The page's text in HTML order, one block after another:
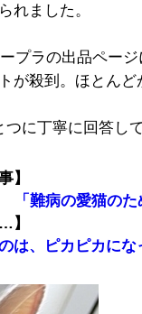
れました。
プラの出品ペー
が殺到。ほとん
に丁寧に回答して
】
「難病の愛猫のた
】
は、ピカピカにな